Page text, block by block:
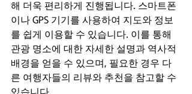
해 더욱 편리하게 진행됩니다. 스마트폰
이나 GPS 기기를 사용하여 지도와 정보
를 쉽게 이용할 수 있습니다. 이를 통해
관광 명소에 대한 자세한 설명과 역사적
배경을 얻을 수 있으며, 필요한 경우 다
른 여행자들의 리뷰와 추천을 참고할 수
있습니다.